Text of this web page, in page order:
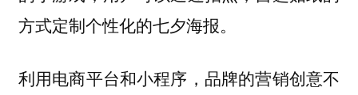
方式定制个性化的七夕海报。
利用电商平台和小程序，品牌的营销创意不